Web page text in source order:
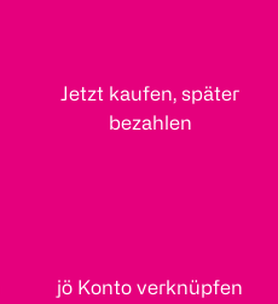
Jetzt kaufen, später
bezahlen
jö Konto verknüpfen